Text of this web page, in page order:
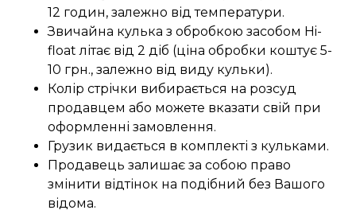
12 годин, залежно від температури.
Звичайна кулька з обробкою засобом Hi-
float літає від 2 діб (ціна обробки коштує 5-
10 грн., залежно від виду кульки).
Колір стрічки вибирається на розсуд
продавцем або можете вказати свій при
оформленні замовлення.
Грузик видається в комплекті з кульками.
Продавець залишає за собою право
змінити відтінок на подібний без Вашого
відома.